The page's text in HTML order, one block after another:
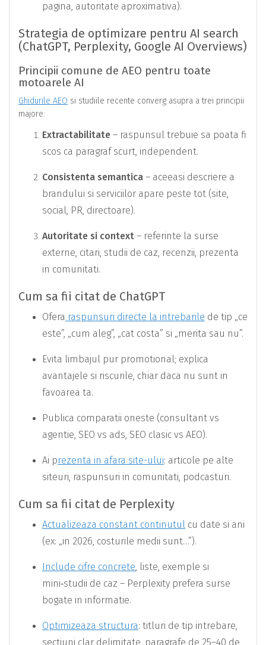
pagina, autoritate aproximativa).
Strategia de optimizare pentru AI search
(ChatGPT, Perplexity, Google AI Overviews)
Principii comune de AEO pentru toate
motoarele AI
Ghidurile AEO si studiile recente converg asupra a trei principii
majore:
Extractabilitate – raspunsul trebuie sa poata fi
scos ca paragraf scurt, independent.
Consistenta semantica – aceeasi descriere a
brandului si serviciilor apare peste tot (site,
social, PR, directoare).
Autoritate si context – referinte la surse
externe, citari, studii de caz, recenzii, prezenta
in comunitati.
Cum sa fii citat de ChatGPT
Ofera raspunsuri directe la intrebarile de tip „ce
este”, „cum aleg”, „cat costa” si „merita sau nu”.
Evita limbajul pur promotional; explica
avantajele si riscurile, chiar daca nu sunt in
favoarea ta.
Publica comparatii oneste (consultant vs
agentie, SEO vs ads, SEO clasic vs AEO).
Ai prezenta in afara site-ului: articole pe alte
siteuri, raspunsuri in comunitati, podcasturi.
Cum sa fii citat de Perplexity
Actualizeaza constant continutul cu date si ani
(ex: „in 2026, costurile medii sunt…”).
Include cifre concrete, liste, exemple si
mini‑studii de caz – Perplexity prefera surse
bogate in informatie.
Optimizeaza structura: titluri de tip intrebare,
sectiuni clar delimitate, paragrafe de 25–40 de